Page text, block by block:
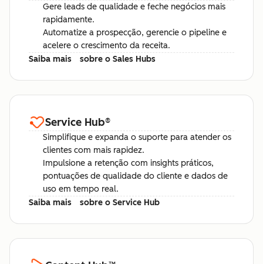
Gere leads de qualidade e feche negócios mais
rapidamente.
Automatize a prospecção, gerencie o pipeline e
acelere o crescimento da receita.
Saiba mais
sobre o Sales Hubs
Service Hub®
Simplifique e expanda o suporte para atender os
clientes com mais rapidez.
Impulsione a retenção com insights práticos,
pontuações de qualidade do cliente e dados de
uso em tempo real.
Saiba mais
sobre o Service Hub